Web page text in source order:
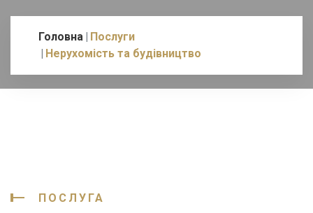
Головна Послуги
Нерухомість та будівництво
ПОСЛУГА